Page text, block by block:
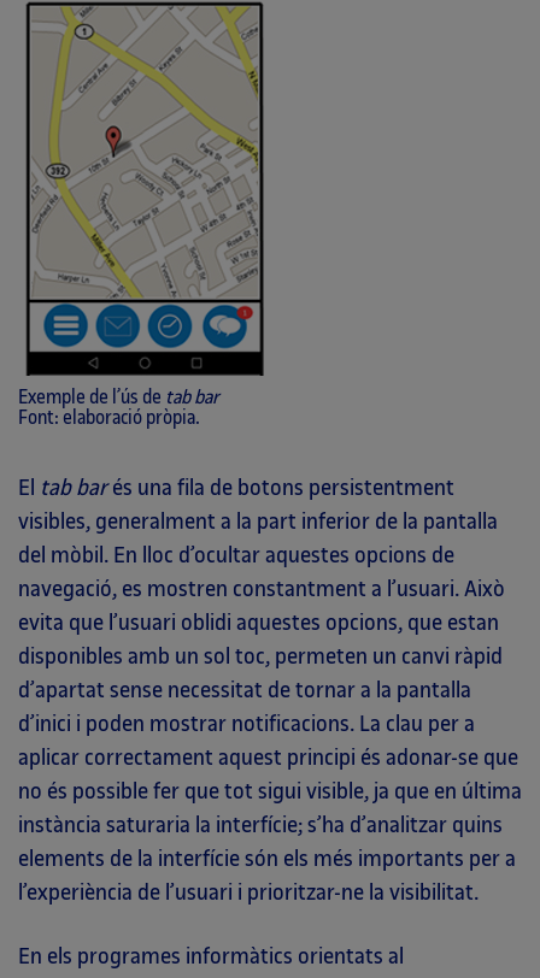
Exemple de l’ús de tab bar
Font: elaboració pròpia.
El tab barés una fila de botons persistentment
visibles, generalment a la part inferior de la pantalla
del mòbil. En lloc d’ocultar aquestes opcions de
navegació, es mostren constantment a l’usuari. Això
evita que l’usuari oblidi aquestes opcions, que estan
disponibles amb un sol toc, permeten un canvi ràpid
d’apartat sense necessitat de tornar a la pantalla
d’inici i poden mostrar notificacions. La clau per a
aplicar correctament aquest principi és adonar-se que
no és possible fer que tot sigui visible, ja que en última
instància saturaria la interfície; s’ha d’analitzar quins
elements de la interfície són els més importants per a
l’experiència de l’usuari i prioritzar-ne la visibilitat.
En els programes informàtics orientats al